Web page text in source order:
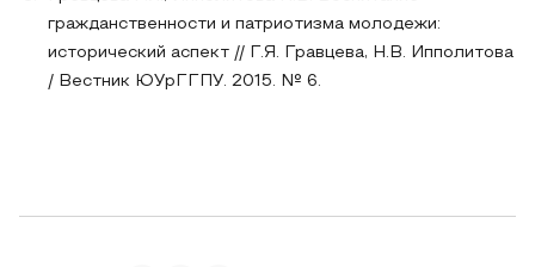
гражданственности и патриотизма молодежи:
исторический аспект // Г.Я. Гравцева, Н.В. Ипполитова
/ Вестник ЮУрГГПУ. 2015. № 6.